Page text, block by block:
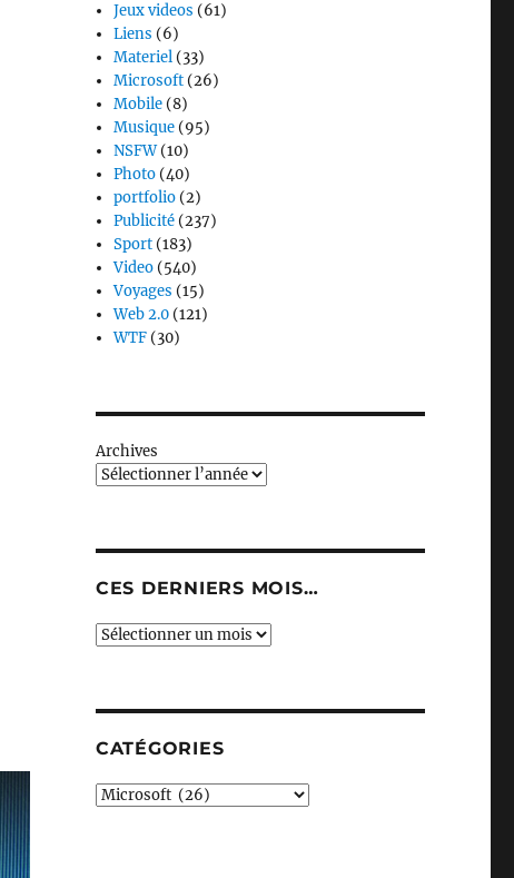
Jeux videos (61)
Liens (6)
Materiel (33)
Microsoft (26)
Mobile (8)
Musique (95)
NSFW(10)
Photo (40)
portfolio (2)
Publicité (237)
Sport (183)
Video (540)
Voyages (15)
Web 2.0 (121)
WTF (30)
Archives
CES DERNIERS MOIS…
Ces
CATÉGORIES
Catégories